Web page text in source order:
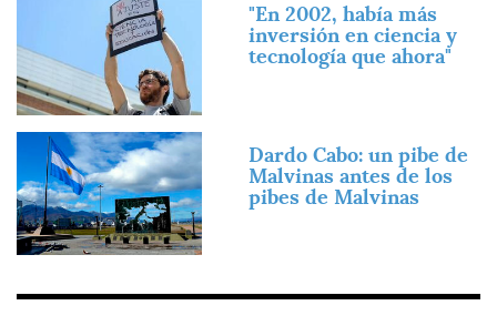
"En 2002, había más
inversión en ciencia y
tecnología que ahora"
Imagen
Dardo Cabo: un pibe de
Malvinas antes de los
pibes de Malvinas